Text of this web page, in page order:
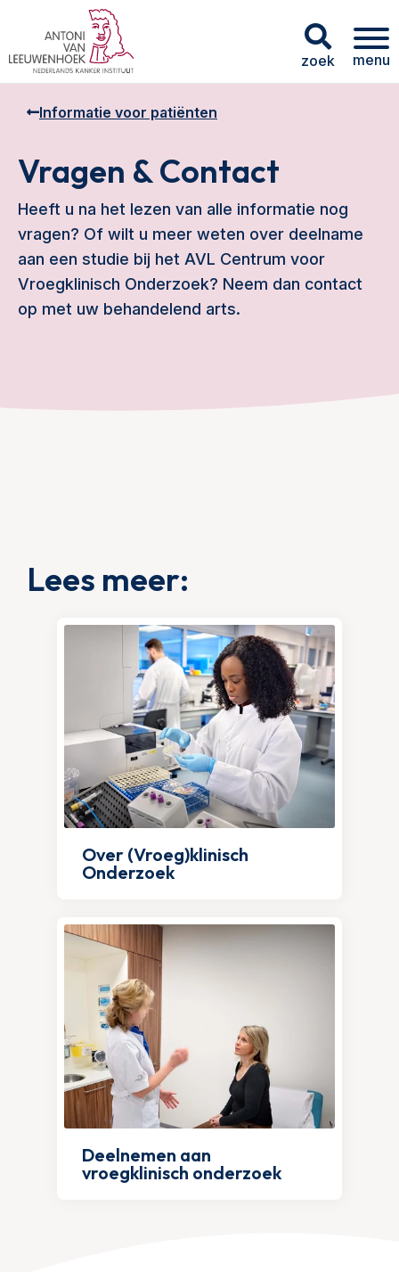
zoek menu
Vragen & Contact
Heeft u na het lezen van alle informatie nog
vragen? Of wilt u meer weten over deelname
aan een studie bij het AVL Centrum voor
Vroegklinisch Onderzoek? Neem dan contact
op met uw behandelend arts.
Informatie voor patiënten
Lees meer:
Over (Vroeg)klinisch
Onderzoek
Deelnemen aan
vroegklinisch onderzoek